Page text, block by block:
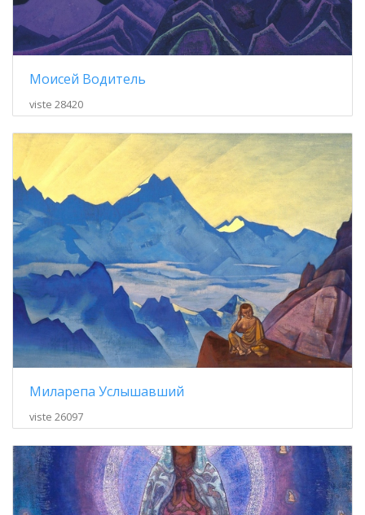
Моисей Водитель
viste 28420
Миларепа Услышавший
viste 26097